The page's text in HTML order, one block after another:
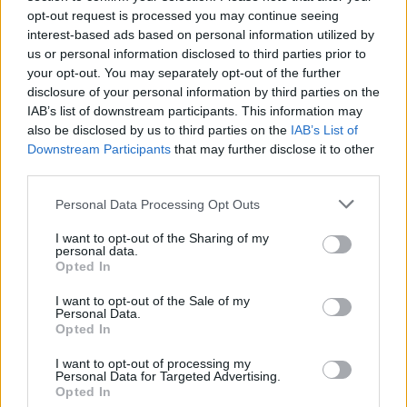
opt-out request is processed you may continue seeing
interest-based ads based on personal information utilized by
us or personal information disclosed to third parties prior to
your opt-out. You may separately opt-out of the further
disclosure of your personal information by third parties on the
IAB’s list of downstream participants. This information may
also be disclosed by us to third parties on the IAB’s List of
Downstream Participants that may further disclose it to other
Personal Data Processing Opt Outs
I want to opt-out of the Sharing of my
personal data.
Opted In
I want to opt-out of the Sale of my
Personal Data.
Opted In
I want to opt-out of processing my
Personal Data for Targeted Advertising.
Opted In
Παραγωγικού Προτύπου.
Αυτό σημαίνει μέτρα που να προωθούν τα εξής:
Αναβάθμιση πρωτογενούς παραγωγής
Σύνδεση αγροδιατροφής με τον τουρισμό
Μείωση της εξάρτησης από εισαγόμενες πρώτες
Εξαγώγιμα προϊόντα με ειδικά κίνητρα
Το συμπέρασμα είναι ένα και κανείς δεν μπορεί να
αρνηθεί την πραγματικότητα, το καλάθι δεν
βγαίνει.Η ΕΛ.Α.Σ έχει την πρόταση για ουσιαστική
Προστασία απέναντι στην ακρίβεια,για μια Ζωή
με Αξιοπρέπεια.
Η ΕΛΑΣ συνόδευσε το συγκεκριμένο βίντεο με την